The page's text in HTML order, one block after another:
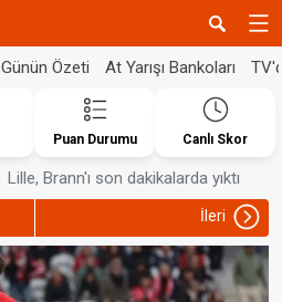
Günün Özeti At Yarışı Bankoları
Puan Durumu Canlı Skor
Lille, Brann'ı son dakikalarda yıktı
İleri